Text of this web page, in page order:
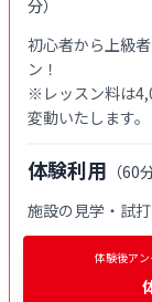
分）
初心者から上級
ン！
※レッスン料は
変動いたします。
体験利用 （60
施設の見学・試
体験後ア